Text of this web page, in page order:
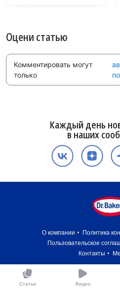
Оцени статью
Комментировать могут
только
Каждый день
в наших
О компании
Политика
Пользовательское
Контакты
Статьи Видео